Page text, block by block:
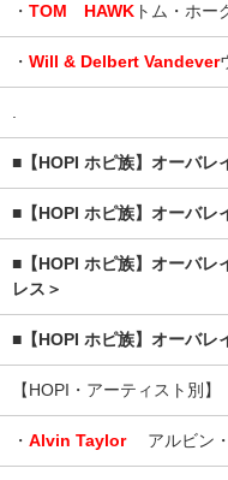
・ TOM HAWK トム・ホー
・ Will & Delbert Vandever
.
■【HOPI ホピ族】オーバレ
■【HOPI ホピ族】オーバレ
■【HOPI ホピ族】オーバレ
レス＞
■【HOPI ホピ族】オーバレ
【HOPI・アーティスト別】
・ Alvin Taylor アルビン